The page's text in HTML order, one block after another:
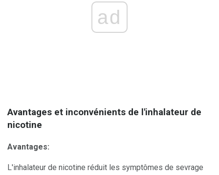
ad
Avantages et inconvénients de l'inhalateur de
nicotine
Avantages:
L'inhalateur de nicotine réduit les symptômes de sevrage